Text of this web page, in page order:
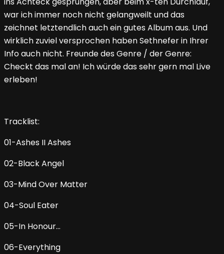
war ich immer noch nicht gelangweilt und das
zeichnet letztendlich auch ein gutes Album aus. Und
wirklich zuviel versprochen haben Sethnefer in Ihrer
Info auch nicht. Freunde des Genre / der Genre:
Checkt das mal an! Ich würde das sehr gern mal Live
erleben!
Tracklist:
01-Ashes II Ashes
02-Black Angel
03-Mind Over Matter
04-Soul Eater
05-In Honour…
06-Everything